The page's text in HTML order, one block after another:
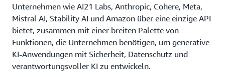
Unternehmen wie AI21 Labs, Anthropic, Cohere, Meta,
Mistral AI, Stability AI und Amazon über eine einzige API
bietet, zusammen mit einer breiten Palette von
Funktionen, die Unternehmen benötigen, um generative
KI-Anwendungen mit Sicherheit, Datenschutz und
verantwortungsvoller KI zu entwickeln.